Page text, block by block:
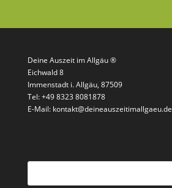
Deine Auszeit im Allgäu ®
Eichwald 8
Immenstadt i. Allgäu, 87509
Tel: +49 8323 8081878
E-Mail: kontakt@deineauszeitimallgaeu.de